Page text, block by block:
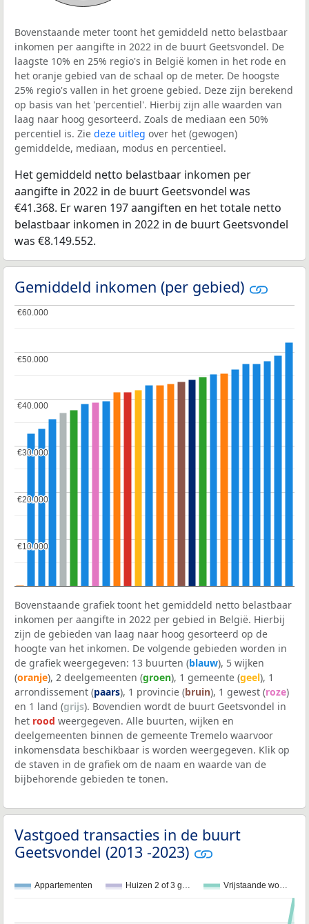
Bovenstaande meter toont het gemiddeld netto belastbaar
inkomen per aangifte in 2022 in de buurt Geetsvondel. De
laagste 10% en 25% regio's in België komen in het rode en
het oranje gebied van de schaal op de meter. De hoogste
25% regio's vallen in het groene gebied. Deze zijn berekend
op basis van het 'percentiel'. Hierbij zijn alle waarden van
laag naar hoog gesorteerd. Zoals de mediaan een 50%
percentiel is. Zie deze uitleg over het (gewogen)
gemiddelde, mediaan, modus en percentieel.
Het gemiddeld netto belastbaar inkomen per
aangifte in 2022 in de buurt Geetsvondel was
€41.368. Er waren 197 aangiften en het totale netto
belastbaar inkomen in 2022 in de buurt Geetsvondel
was €8.149.552.
Gemiddeld inkomen (per gebied)
€10.000
€10.000
€20.000
€20.000
€30.000
€30.000
€40.000
€40.000
€50.000
€50.000
€60.000
€60.000
Bovenstaande grafiek toont het gemiddeld netto belastbaar
inkomen per aangifte in 2022 per gebied in België. Hierbij
zijn de gebieden van laag naar hoog gesorteerd op de
hoogte van het inkomen. De volgende gebieden worden in
de grafiek weergegeven: 13 buurten (blauw), 5 wijken
(oranje), 2 deelgemeenten (groen), 1 gemeente (geel), 1
arrondissement (paars), 1 provincie (bruin), 1 gewest (roze)
en 1 land (grijs). Bovendien wordt de buurt Geetsvondel in
het rood weergegeven. Alle buurten, wijken en
deelgemeenten binnen de gemeente Tremelo waarvoor
inkomensdata beschikbaar is worden weergegeven. Klik op
de staven in de grafiek om de naam en waarde van de
bijbehorende gebieden te tonen.
Vastgoed transacties in de buurt
Geetsvondel (2013 -2023)
Appartementen Huizen 2 of 3 g… Vrijstaande wo…